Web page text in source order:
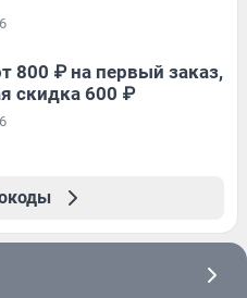
800 ₽ на первый заказ,
скидка 600 ₽